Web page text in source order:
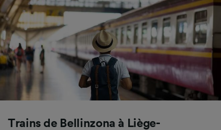
Trains de Bellinzona à Liège-
Utiliser des données de géolocalisation
précises. Analyser activement les
caractéristiques de l’appareil pour
l’identification. Stocker et/ou accéder à des
informations sur un appareil. Publicités et
contenu personnalisés, mesure de
performance des publicités et du contenu,
études d’audience et développement de
services.